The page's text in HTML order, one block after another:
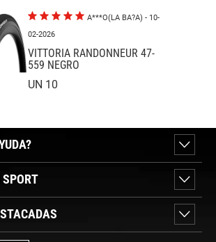
A***O(LA BA?A) - 10-
02-2026
VITTORIA RANDONNEUR 47-
559 NEGRO
UN 10
SPORT